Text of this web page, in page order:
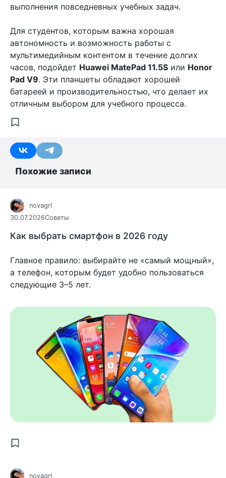
выполнения повседневных учебных задач.
Для студентов, которым важна хорошая
автономность и возможность работы с
мультимедийным контентом в течение долгих
часов, подойдет Huawei MatePad 11.5S или Honor
Pad V9. Эти планшеты обладают хорошей
батареей и производительностью, что делает их
отличным выбором для учебного процесса.
Похожие записи
novagrl
30.07.2026Советы
Как выбрать смартфон в 2026 году
Главное правило: выбирайте не «самый мощный»,
а телефон, которым будет удобно пользоваться
следующие 3–5 лет.
novagrl